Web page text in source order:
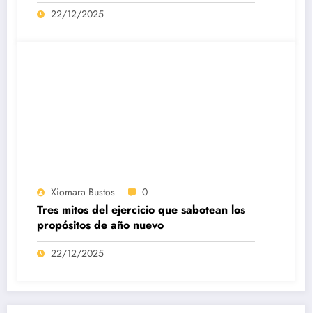
22/12/2025
Xiomara Bustos 0
Tres mitos del ejercicio que sabotean los
propósitos de año nuevo
22/12/2025